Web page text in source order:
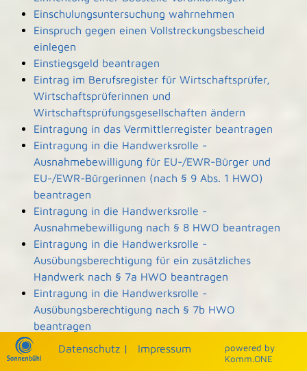
Einschulungsuntersuchung wahrnehmen
Einspruch gegen einen Vollstreckungsbescheid
einlegen
Einstiegsgeld beantragen
Eintrag im Berufsregister für Wirtschaftsprüfer,
Wirtschaftsprüferinnen und
Wirtschaftsprüfungsgesellschaften ändern
Eintragung in das Vermittlerregister beantragen
Eintragung in die Handwerksrolle -
Ausnahmebewilligung für EU-/EWR-Bürger und
EU-/EWR-Bürgerinnen (nach § 9 Abs. 1 HWO)
beantragen
Eintragung in die Handwerksrolle -
Ausnahmebewilligung nach § 8 HWO beantragen
Eintragung in die Handwerksrolle -
Ausübungsberechtigung für ein zusätzliches
Handwerk nach § 7a HWO beantragen
Eintragung in die Handwerksrolle -
Ausübungsberechtigung nach § 7b HWO
beantragen
Eintragung und Einsicht in die Denkmalliste
beantragen
powered by
Komm.ONE
Datenschutz | Impressum